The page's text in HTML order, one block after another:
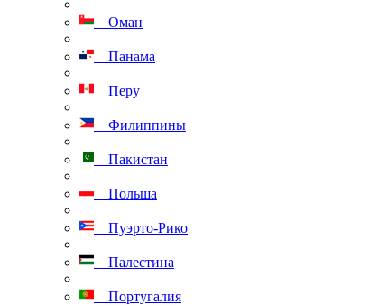
Оман
Панама
Перу
Филиппины
Пакистан
Польша
Пуэрто-Рико
Палестина
Португалия